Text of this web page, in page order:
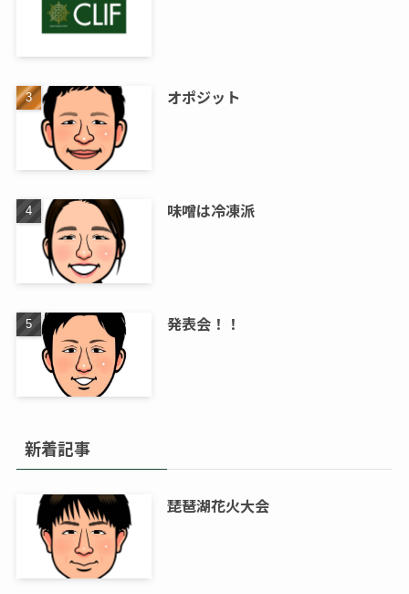
オポジット
味噌は冷凍派
発表会！！
新着記事
琵琶湖花火大会